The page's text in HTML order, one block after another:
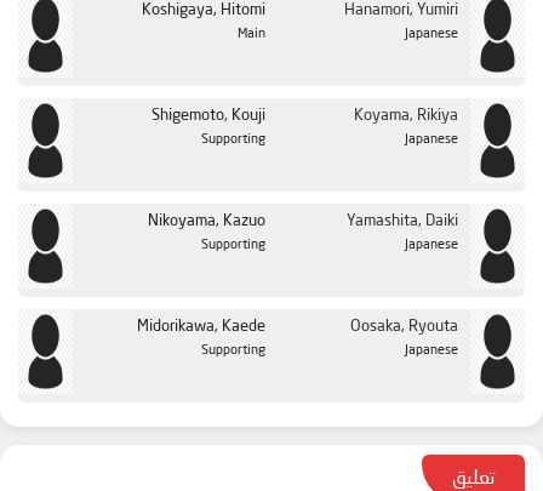
Koshigaya, Hitomi
Main
Hanamori, Yumiri
Japanese
Shigemoto, Kouji
Supporting
Koyama, Rikiya
Japanese
Nikoyama, Kazuo
Supporting
Yamashita, Daiki
Japanese
Midorikawa, Kaede
Supporting
Oosaka, Ryouta
Japanese
تعليق